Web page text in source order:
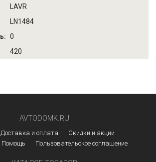
LAVR
LN1484
0
420
AVTODOMK.RU
Доставка и оплата
Скидки и акции
Помощь Пользовательское соглашение